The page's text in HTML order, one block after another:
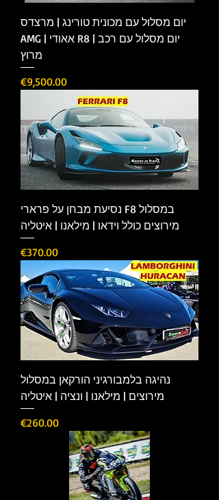
יום מסלול עם מכונית טורינג | מרצדס
AMG | אאודי R8 | יום מסלול עם רכב
מרוץ
Price
€9,500.00
נסיעת מבחן על פרארי F8 במסלול
מירוצים כולל וידאו | מילאנו | איטליה
Price
€370.00
נהיגה בלמבורגיני הורקאן במסלול
מירוצים | מילאנו | ונציה | איטליה
Price
€260.00